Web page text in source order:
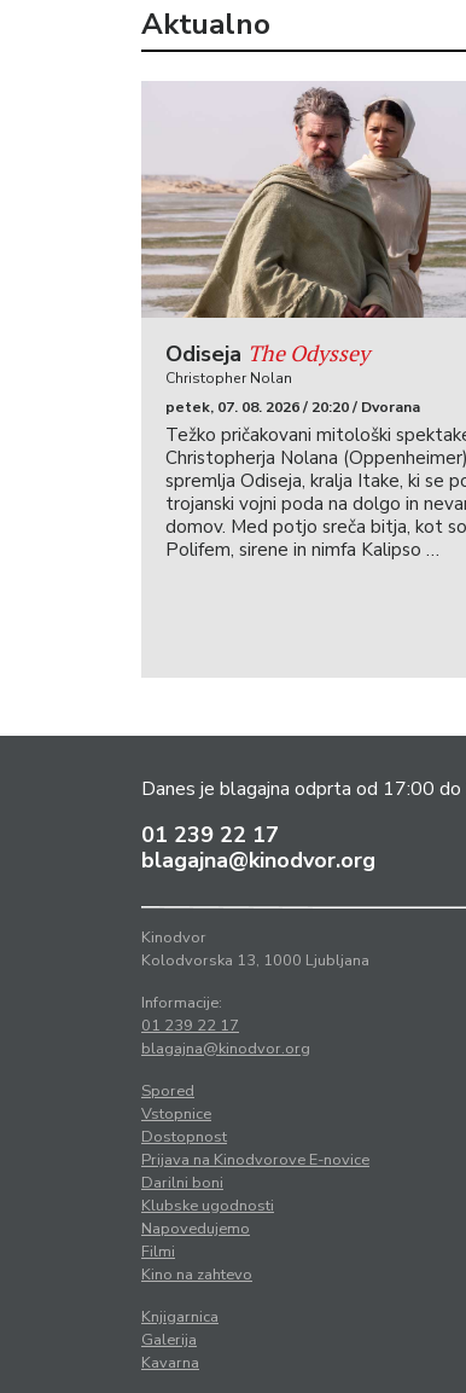
Aktualno
Odiseja The Odyssey
Christopher Nolan
petek, 07. 08. 2026 / 20:20 / Dvorana
Težko pričakovani mitološki
Christopherja Nolana (Oppenheimer)
spremlja Odiseja, kralja Itake, ki se
trojanski vojni poda na dolgo in
domov. Med potjo sreča bitja, kot
Polifem, sirene in nimfa Kalipso …
Danes je blagajna odprta od 17:00
01 239 22 17
blagajna@kinodvor.org
Kinodvor
Kolodvorska 13, 1000 Ljubljana
Informacije:
01 239 22 17
blagajna@kinodvor.org
Spored
Vstopnice
Dostopnost
Prijava na Kinodvorove E-novice
Darilni boni
Klubske ugodnosti
Napovedujemo
Filmi
Kino na zahtevo
Knjigarnica
Galerija
Kavarna